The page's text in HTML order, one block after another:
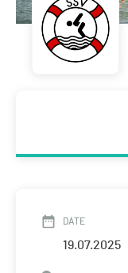
DATE
19.07.2025